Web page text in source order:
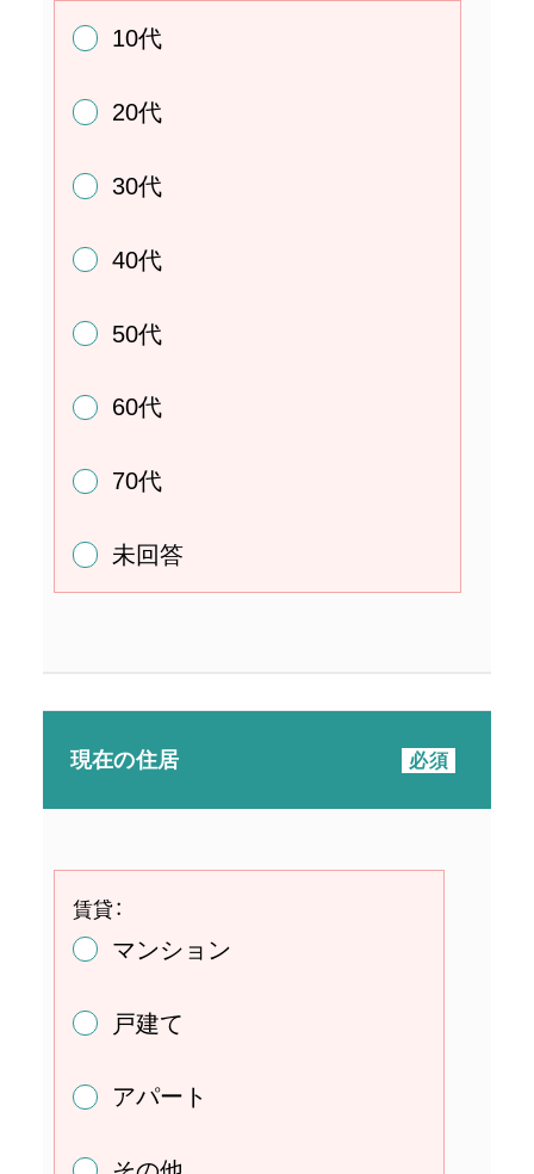
10代
20代
30代
40代
50代
60代
70代
未回答
現在の住居
賃貸：
マンション
戸建て
アパート